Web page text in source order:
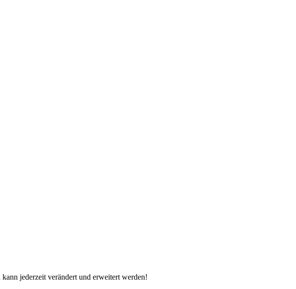
jederzeit verändert und erweitert werden!